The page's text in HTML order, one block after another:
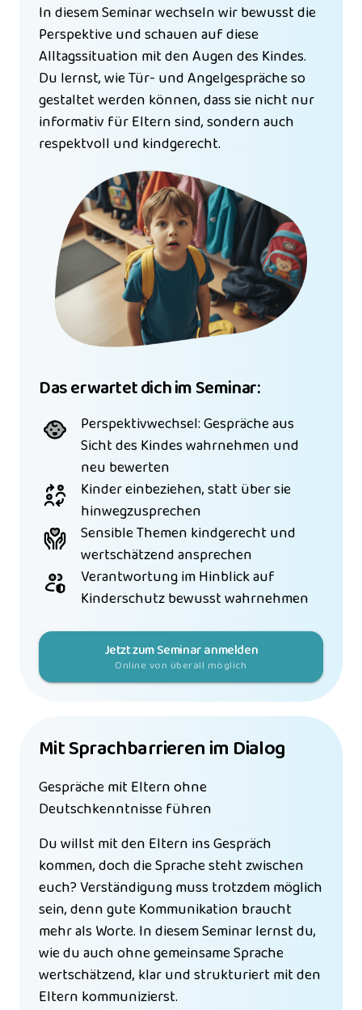
In diesem Seminar wechseln wir bewusst die
Perspektive und schauen auf diese
Alltagssituation mit den Augen des Kindes.
Du lernst, wie Tür- und Angelgespräche so
gestaltet werden können, dass sie nicht nur
informativ für Eltern sind, sondern auch
respektvoll und kindgerecht.
Das erwartet dich im Seminar:
Perspektivwechsel: Gespräche aus
Sicht des Kindes wahrnehmen und
neu bewerten
Kinder einbeziehen, statt über sie
hinwegzusprechen
Sensible Themen kindgerecht und
wertschätzend ansprechen
Verantwortung im Hinblick auf
Kinderschutz bewusst wahrnehmen
Jetzt zum Seminar anmelden
Online von überall möglich
Mit Sprachbarrieren im Dialog
Gespräche mit Eltern ohne
Deutschkenntnisse führen
Du willst mit den Eltern ins Gespräch
kommen, doch die Sprache steht zwischen
euch? Verständigung muss trotzdem möglich
sein, denn gute Kommunikation braucht
mehr als Worte. In diesem Seminar lernst du,
wie du auch ohne gemeinsame Sprache
wertschätzend, klar und strukturiert mit den
Eltern kommunizierst.